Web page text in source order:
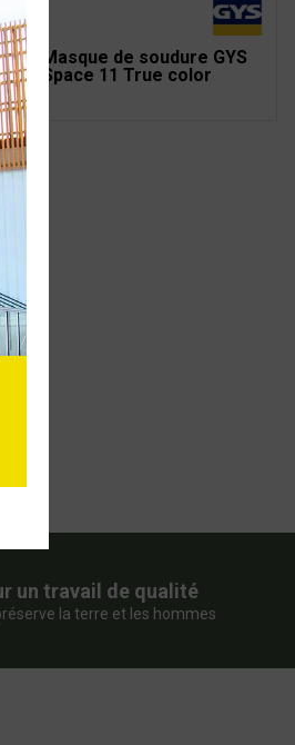
Masque de soudure GYS
Space 11 True color
un travail de qualité
la terre et les hommes